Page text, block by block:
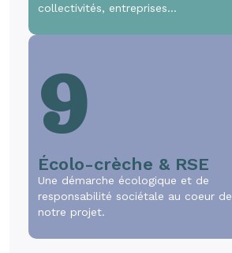
collectivités, entreprises…
9
Écolo-crèche & RSE
Une démarche écologique et de
responsabilité sociétale au coeur de
notre projet.